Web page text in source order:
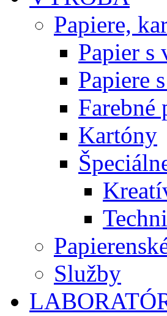
Papiere,
Papier s
Papiere
Farebné
Kartóny
Služby